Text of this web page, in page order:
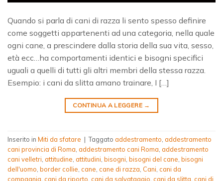
Quando si parla di cani di razza li sento spesso definire
come soggetti appartenenti ad una categoria, nella quale
ogni cane, a prescindere dalla storia della sua vita, sesso,
età ecc…ha comportamenti identici e bisogni specifici
uguali a quelli di tutti gli altri membri della stessa razza.
Esempio: i cani da slitta amano trainare, I […]
CONTINUA A LEGGERE →
Inserito in Miti da sfatare | Taggato addestramento addestramento
cani provincia di Roma addestramento cani Roma addestramento
cani velletri attitudine attitudini bisogni bisogni del cane bisogni
dell'uomo border collie cane cane di razza Cani cani da
compagnia cani da riporto cani da salvataggio cani da slitta cani di